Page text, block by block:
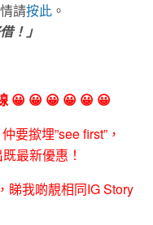
請按此 。
！」
😀 😀 😀 😀 😀 😀
仲要撳埋”see first”，
最新優惠！
，睇我啲靚相同IG Story